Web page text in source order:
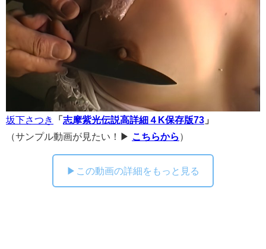
坂下さつき 「 志摩紫光伝説高詳細４K保存版73 」
（サンプル動画が見たい！▶ こちらから ）
▶この動画の詳細をもっと見る